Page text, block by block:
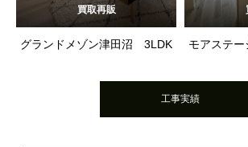
買取再販
グランドメゾン津田沼 3LDK モアステ
工事実績